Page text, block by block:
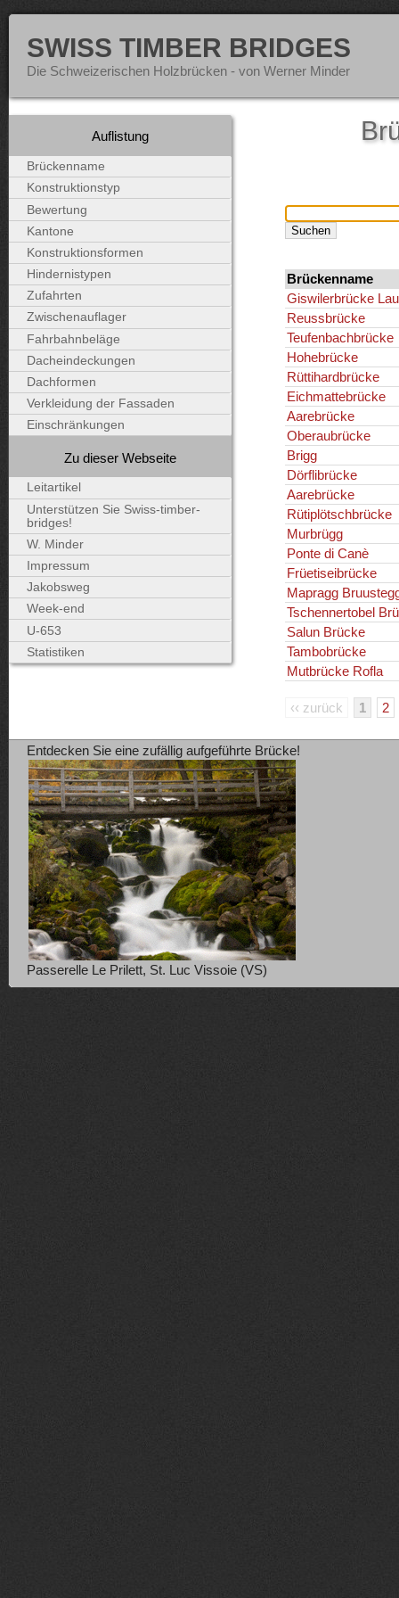
SWISS TIMBER BRIDGES
Die Schweizerischen Holzbrücken - von Werner Minder
Brückenname
Giswilerbrücke
Reussbrücke
Teufenbachbrücke
Hohebrücke
Rüttihardbrücke
Eichmattebrücke
Aarebrücke
Oberaubrücke
Brigg
Dörflibrücke
Aarebrücke
Rütiplötschbrücke
Murbrügg
Ponte di Canè
Früetiseibrücke
Mapragg
Tschennertobel
Salun Brücke
Tambobrücke
Mutbrücke Rofla
‹‹ zurück 1 2
Auflistung
Brückenname
Konstruktionstyp
Bewertung
Kantone
Konstruktionsformen
Hindernistypen
Zufahrten
Zwischenauflager
Fahrbahnbeläge
Dacheindeckungen
Dachformen
Verkleidung der Fassaden
Einschränkungen
Zu dieser Webseite
Leitartikel
Unterstützen Sie Swiss-timber-
bridges!
W. Minder
Impressum
Jakobsweg
Week-end
U-653
Statistiken
Entdecken Sie eine zufällig aufgeführte Brücke!
Passerelle Le Prilett, St. Luc Vissoie (VS)